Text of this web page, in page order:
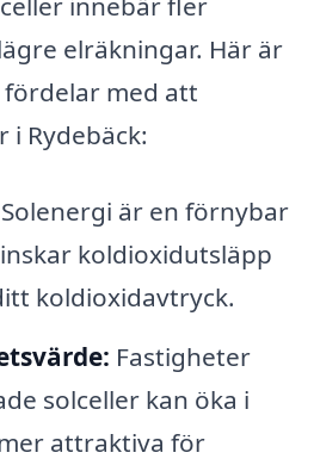
elräkningar. Här är
med att
i Rydebäck:
Solenergi är en förnybar
koldioxidutsläpp
koldioxidavtryck.
Fastigheter
solceller kan öka i
attraktiva för